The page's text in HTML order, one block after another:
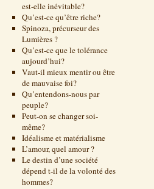
est-elle inévitable?
Qu’est-ce qu’être riche?
Spinoza, précurseur des
Lumières ?
Qu’est-ce que le tolérance
aujourd’hui?
Vaut-il mieux mentir ou être
de mauvaise foi?
Qu’entendons-nous par
peuple?
Peut-on se changer soi-
même?
Idéalisme et matérialisme
L’amour, quel amour ?
Le destin d’une société
dépend t-il de la volonté des
hommes?